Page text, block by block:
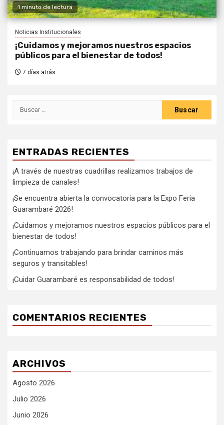
1 minuto de lectura
Noticias Institucionales
¡Cuidamos y mejoramos nuestros espacios
públicos para el bienestar de todos!
7 días atrás
ENTRADAS RECIENTES
¡A través de nuestras cuadrillas realizamos trabajos de
limpieza de canales!
¡Se encuentra abierta la convocatoria para la Expo Feria
Guarambaré 2026!
¡Cuidamos y mejoramos nuestros espacios públicos para el
bienestar de todos!
¡Continuamos trabajando para brindar caminos más
seguros y transitables!
¡Cuidar Guarambaré es responsabilidad de todos!
COMENTARIOS RECIENTES
ARCHIVOS
Agosto 2026
Julio 2026
Junio 2026